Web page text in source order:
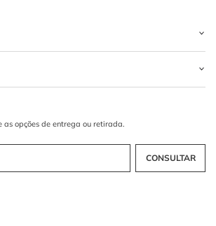
Pantalona confere à peça?
garantem caimento elegante, conforto e
look a cor Cinza Escuro é ideal?